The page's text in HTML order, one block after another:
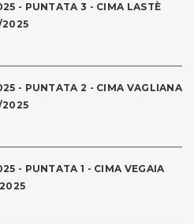
- PUNTATA 3 - CIMA LASTÈ
- PUNTATA 2 - CIMA VAGLIANA
- PUNTATA 1 - CIMA VEGAIA